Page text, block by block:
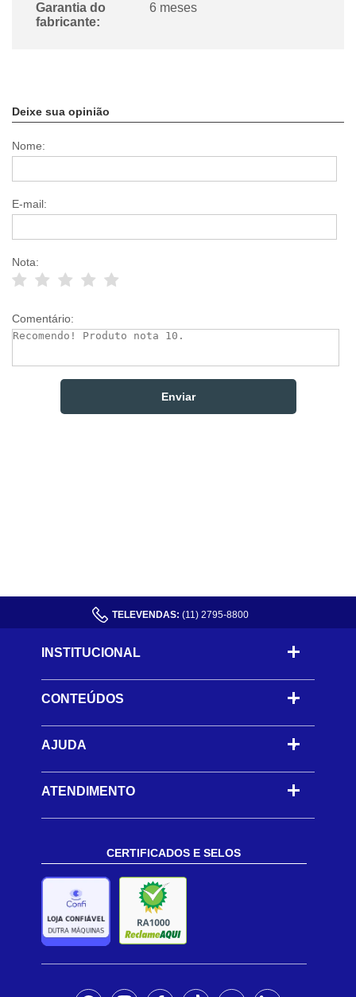
Garantia do
fabricante:
6 meses
Deixe sua opinião
Nome:
E-mail:
Nota:
Comentário:
TELEVENDAS: (11) 2795-8800
INSTITUCIONAL
CONTEÚDOS -
AJUDA -
ATENDIMENTO
CERTIFICADOS E SELOS